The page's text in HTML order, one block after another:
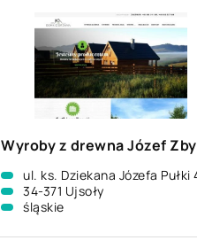
Wyroby z drewna Józef
ul. ks. Dziekana Józefa Pułki
34-371 Ujsoły
śląskie